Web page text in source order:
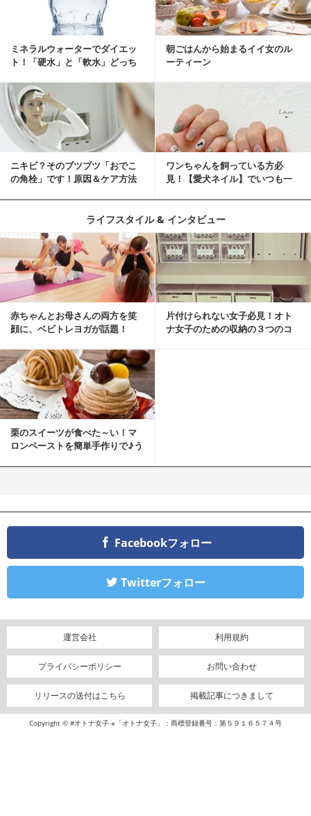
ミネラルウォーターでダイエッ
ト！「硬水」と「軟水」どっち
朝ごはんから始まるイイ女のル
ーティーン
ニキビ？そのブツブツ「おでこ
の角栓」です！原因＆ケア方法
ワンちゃんを飼っている方必
見！【愛犬ネイル】でいつも一
ライフスタイル & インタビュー
赤ちゃんとお母さんの両方を笑
顔に、ベビトレヨガが話題！
片付けられない女子必見！オト
ナ女子のための収納の３つのコ
栗のスイーツが食べた～い！マ
ロンペーストを簡単手作りで♪う
Facebookフォロー
Twitterフォロー
運営会社 利用規約
プライバシーポリシー お問い合わせ
リリースの送付はこちら 掲載記事につきまして
Copyright © #オトナ女子 ※「オトナ女子」：商標登録番号：第５９１６５７４号